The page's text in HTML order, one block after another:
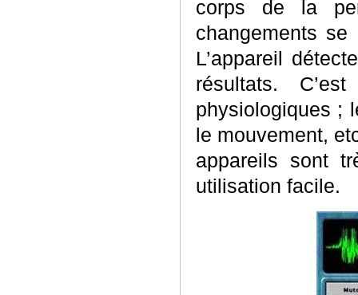
corps de la
changements
L’appareil
résultats.
physiologiques ;
le mouvement,
appareils sont
utilisation facile.